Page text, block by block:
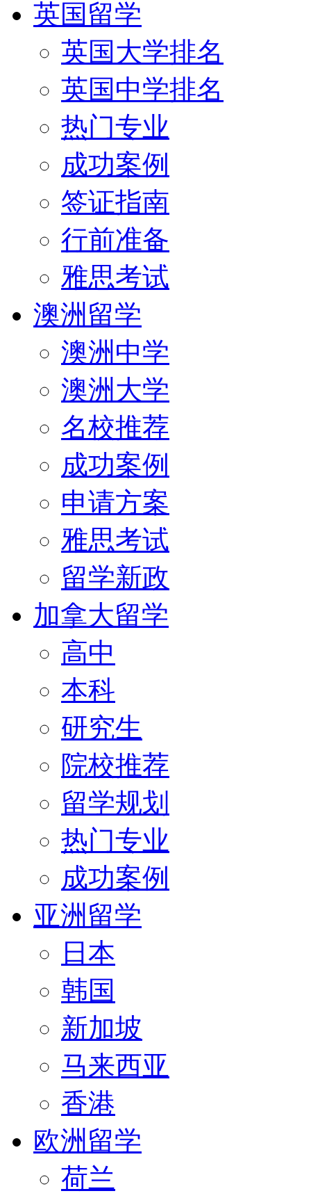
英国留学
英国大学排名
英国中学排名
热门专业
成功案例
签证指南
行前准备
雅思考试
澳洲留学
澳洲中学
澳洲大学
名校推荐
成功案例
申请方案
雅思考试
留学新政
加拿大留学
高中
本科
研究生
院校推荐
留学规划
热门专业
成功案例
亚洲留学
日本
韩国
新加坡
马来西亚
香港
欧洲留学
荷兰